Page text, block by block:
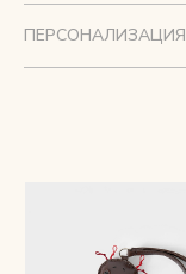
ПЕРСОНАЛИЗАЦИЯ